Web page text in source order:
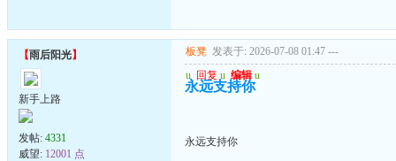
【雨后阳光】
新手上路
发帖: 4331
威望: 12001 点
板凳 发表于: 2026-07-08 01:47 ---
u 回复 u 编辑 u
永远支持你
永远支持你